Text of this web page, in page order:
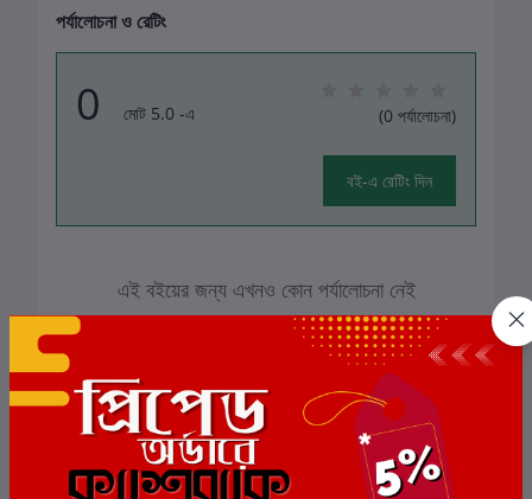
পর্যালোচনা ও রেটিং
0 মোট 5.0 -এ (0 পর্যালোচনা)
বই-এ রেটিং দিন
এই বইয়ের জন্য এখনও কোন পর্যালোচনা নেই
সংশ্লিষ্ট বই